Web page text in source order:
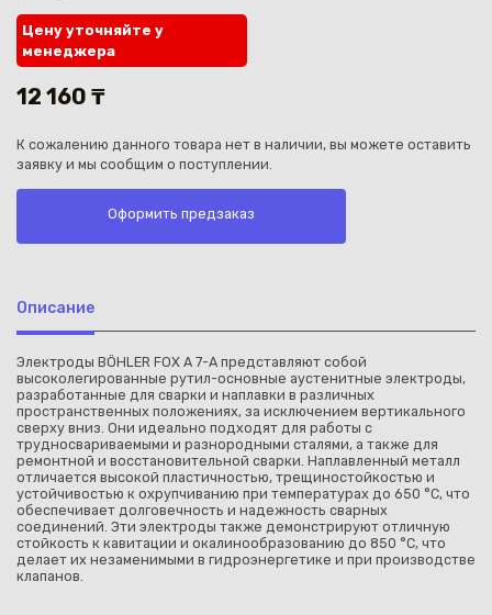
Каз
Цену уточняйте у
менеджера
12 160 ₸
К сожалению данного товара нет в наличии, вы можете оставить
заявку и мы сообщим о поступлении.
Оформить предзаказ
Описание
Электроды BÖHLER FOX A 7-A представляют собой
высоколегированные рутил-основные аустенитные электроды,
разработанные для сварки и наплавки в различных
пространственных положениях, за исключением вертикального
сверху вниз. Они идеально подходят для работы с
трудносвариваемыми и разнородными сталями, а также для
ремонтной и восстановительной сварки. Наплавленный металл
отличается высокой пластичностью, трещиностойкостью и
устойчивостью к охрупчиванию при температурах до 650 °C, что
обеспечивает долговечность и надежность сварных
соединений. Эти электроды также демонстрируют отличную
стойкость к кавитации и окалинообразованию до 850 °C, что
делает их незаменимыми в гидроэнергетике и при производстве
клапанов.